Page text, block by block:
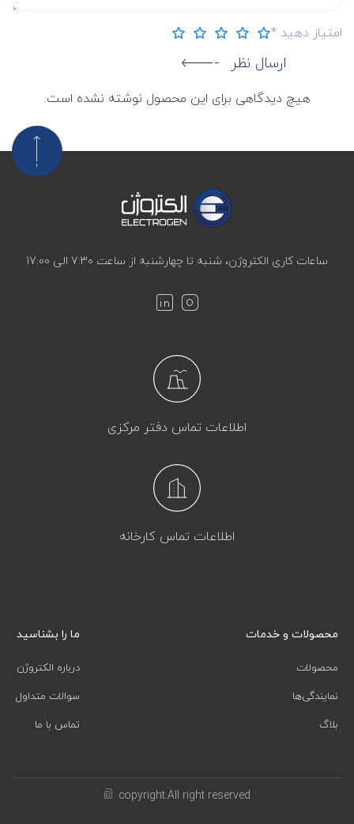
امتیاز دهید *
ارسال نظر
هیچ دیدگاهی برای این محصول نوشته نشده است.
ساعات کاری الکتروژن، شنبه تا چهارشنبه از ساعت 7:30 الی 17:00
اطلاعات تماس دفتر مرکزی
اطلاعات تماس کارخانه
محصولات و خدمات
محصولات
نمایندگی‌ها
بلاگ
ما را بشناسید
درباره الکتروژن
سوالات متداول
تماس با ما
copyright.All right reserved